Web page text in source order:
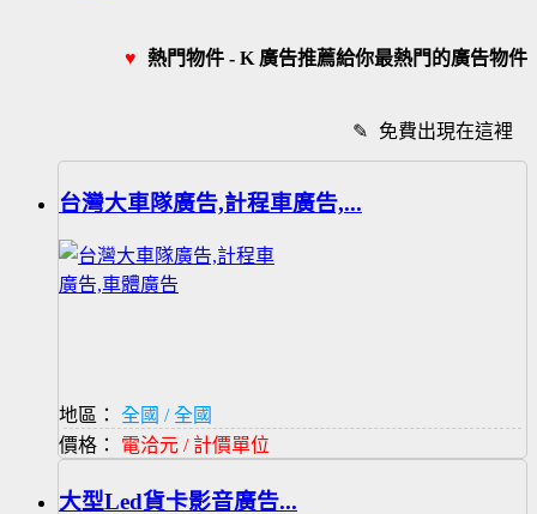
♥ 熱門物件 - K 廣告推薦給你最熱門的廣告物件
✎ 免費出現在這裡
台灣大車隊廣告,計程車廣告,...
地區：
全國 / 全國
價格： 電洽元 / 計價單位
大型Led貨卡影音廣告...